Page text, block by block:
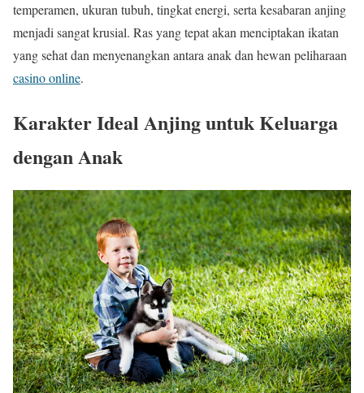
temperamen, ukuran tubuh, tingkat energi, serta kesabaran anjing
menjadi sangat krusial. Ras yang tepat akan menciptakan ikatan
yang sehat dan menyenangkan antara anak dan hewan peliharaan
casino online.
Karakter Ideal Anjing untuk Keluarga
dengan Anak